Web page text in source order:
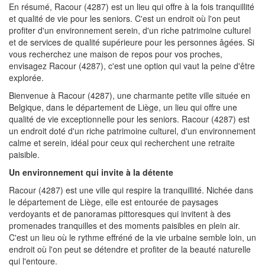
En résumé, Racour (4287) est un lieu qui offre à la fois tranquillité
et qualité de vie pour les seniors. C'est un endroit où l'on peut
profiter d'un environnement serein, d'un riche patrimoine culturel
et de services de qualité supérieure pour les personnes âgées. Si
vous recherchez une maison de repos pour vos proches,
envisagez Racour (4287), c'est une option qui vaut la peine d'être
explorée.
Bienvenue à Racour (4287), une charmante petite ville située en
Belgique, dans le département de Liège, un lieu qui offre une
qualité de vie exceptionnelle pour les seniors. Racour (4287) est
un endroit doté d'un riche patrimoine culturel, d'un environnement
calme et serein, idéal pour ceux qui recherchent une retraite
paisible.
Un environnement qui invite à la détente
Racour (4287) est une ville qui respire la tranquillité. Nichée dans
le département de Liège, elle est entourée de paysages
verdoyants et de panoramas pittoresques qui invitent à des
promenades tranquilles et des moments paisibles en plein air.
C'est un lieu où le rythme effréné de la vie urbaine semble loin, un
endroit où l'on peut se détendre et profiter de la beauté naturelle
qui l'entoure.